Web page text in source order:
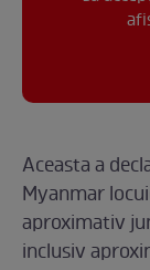
Aceasta a
Myanmar
aproximativ
inclusiv